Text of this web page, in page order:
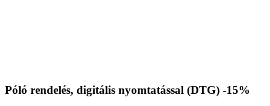
Póló rendelés, digitális nyomtatással (DTG) -15%